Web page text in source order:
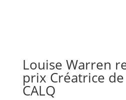
Louise Warren
prix Créatrice de
CALQ